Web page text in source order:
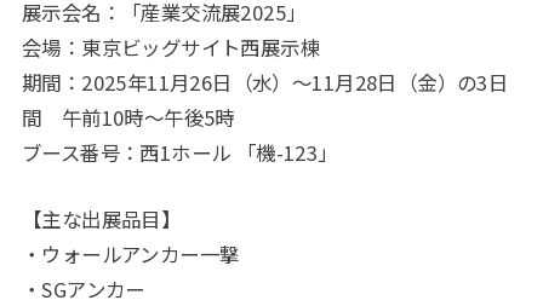
展示会名：「産業交流展2025」
会場：東京ビッグサイト西展示棟
期間：2025年11月26日（水）～11月28日（金）の3日
間 午前10時～午後5時
ブース番号：西1ホール 「機-123」
【主な出展品目】
・ウォールアンカー一撃
・SGアンカー